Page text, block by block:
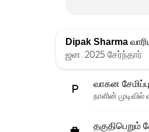
Dipak Sharma
ஜன. 2025 சேர்ந்தார்
வாகன சேமிப்பு
நாளின்